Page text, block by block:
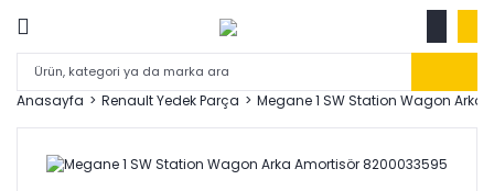
Anasayfa Renault Yedek Parça Megane 1 SW Station Wagon Arka